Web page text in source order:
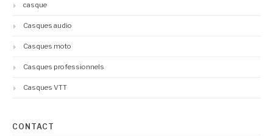
casque
Casques audio
Casques moto
Casques professionnels
Casques VTT
CONTACT